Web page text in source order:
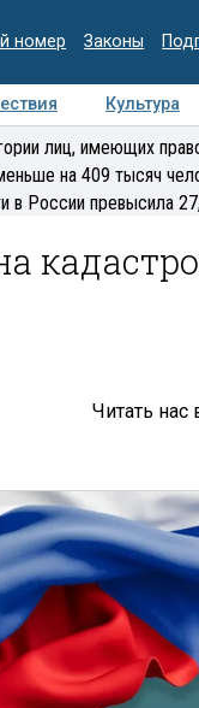
номер Законы
Культура
Интервью
лиц, имеющих
на 409 тысяч
в России превысила
Читать нас